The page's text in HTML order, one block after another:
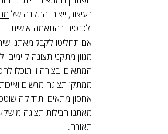
בעיצוב, ייצור והתקנה של
ולכנסים בהתאמה אישית.
אם תחליטו לקבל מאתנו
מגוון מתקני תצוגה
המתאים, בצורה זו תוכלו
ממתקן תצוגה מרשים
אחסון מתאים ותחזוקה
מאתנו חבילות תצוגה
תאורה.